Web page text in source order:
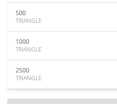
500
TRIANGLE
1000
TRIANGLE
2500
TRIANGLE